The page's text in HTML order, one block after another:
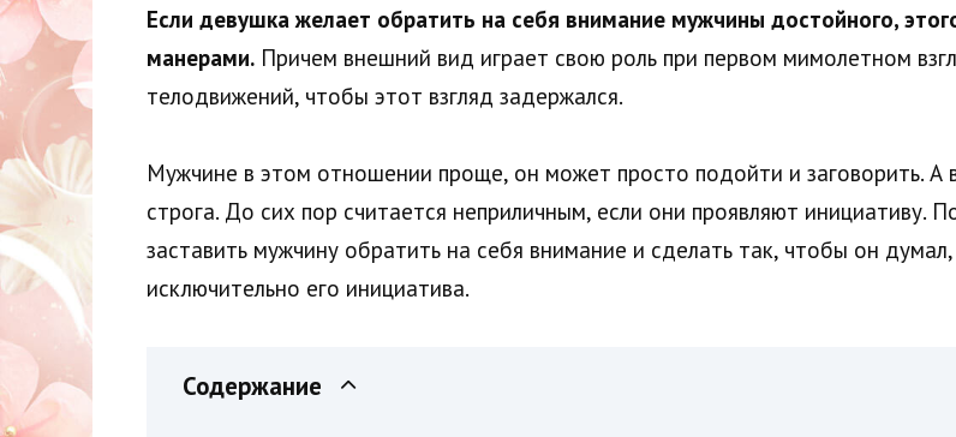
Если девушка желает обратить на себя внимание мужчины достойного,
манерами. Причем внешний вид играет свою роль при первом мимолетном
телодвижений, чтобы этот взгляд задержался.
Мужчине в этом отношении проще, он может просто подойти и заговорить.
строга. До сих пор считается неприличным, если они проявляют инициативу.
заставить мужчину обратить на себя внимание и сделать так, чтобы он
исключительно его инициатива.
Содержание